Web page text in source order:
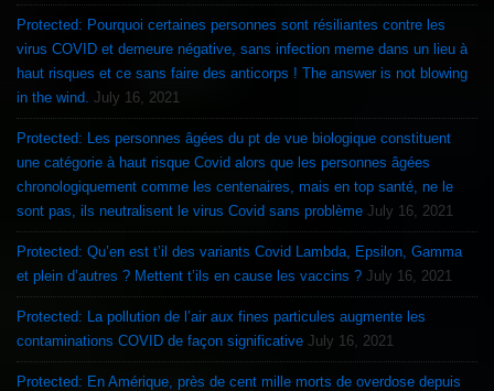
Protected: Pourquoi certaines personnes sont résiliantes contre les
virus COVID et demeure négative, sans infection meme dans un lieu à
haut risques et ce sans faire des anticorps ! The answer is not blowing
in the wind. July 16, 2021
Protected: Les personnes âgées du pt de vue biologique constituent
une catégorie à haut risque Covid alors que les personnes âgées
chronologiquement comme les centenaires, mais en top santé, ne le
sont pas, ils neutralisent le virus Covid sans problème July 16, 2021
Protected: Qu’en est t’il des variants Covid Lambda, Epsilon, Gamma
et plein d’autres ? Mettent t’ils en cause les vaccins ? July 16, 2021
Protected: La pollution de l’air aux fines particules augmente les
contaminations COVID de façon significative July 16, 2021
Protected: En Amérique, près de cent mille morts de overdose depuis